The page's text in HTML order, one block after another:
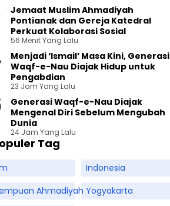
Jemaat Muslim Ahmadiyah
Pontianak dan Gereja Katedral
Perkuat Kolaborasi Sosial
56 Menit Yang Lalu
Menjadi ‘Ismail’ Masa Kini, Generasi
Waqf-e-Nau Diajak Hidup untuk
Pengabdian
23 Jam Yang Lalu
Generasi Waqf-e-Nau Diajak
Mengenal Diri Sebelum Mengubah
Dunia
24 Jam Yang Lalu
Tag
Indonesia
Ahmadiyah Yogyakarta